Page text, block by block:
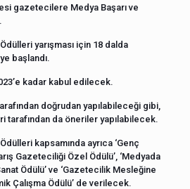
gazetecilere Medya Başarı ve
yarışması için 18 dalda
başlandı.
kadar kabul edilecek.
doğrudan yapılabileceği gibi,
tarafından da öneriler yapılabilecek.
kapsamında ayrıca ‘Genç
Gazeteciliği Özel Ödülü’, ‘Medyada
Ödülü’ ve ‘Gazetecilik Mesleğine
Çalışma Ödülü’ de verilecek.